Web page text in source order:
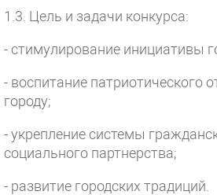
1.3. Цель и задачи конкурса:
- стимулирование инициативы
- воспитание патриотического
городу;
- укрепление системы
социального партнерства;
- развитие городских традиций.